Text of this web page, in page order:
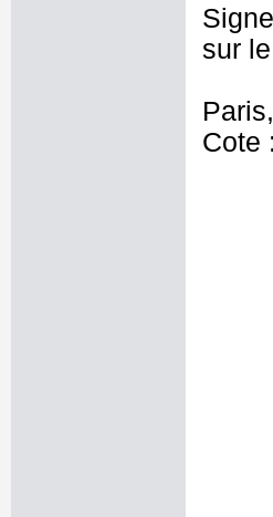
sur
Cote